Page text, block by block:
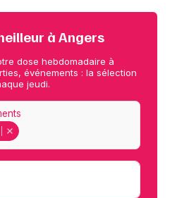
à Angers
dose hebdomadaire à
événements : la sélection
jeudi.